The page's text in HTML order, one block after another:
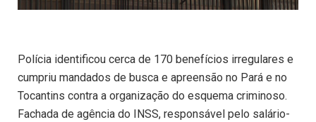
Polícia identificou cerca de 170 benefícios irregulares e
cumpriu mandados de busca e apreensão no Pará e no
Tocantins contra a organização do esquema criminoso.
Fachada de agência do INSS, responsável pelo salário-